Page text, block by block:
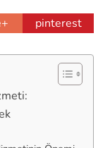
pinterest